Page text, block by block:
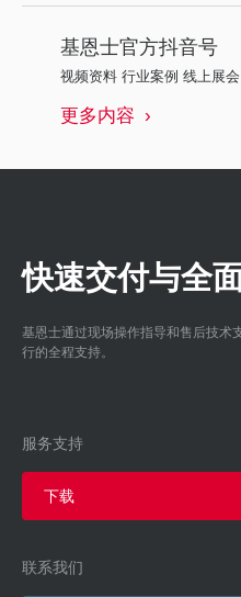
基恩士官方抖音号
视频资料 行业案例 线上展
更多内容
快速交付与全
基恩士通过现场操作指导和售后技术
行的全程支持。
服务支持
下载
联系我们